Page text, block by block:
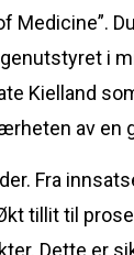
Medicine”.
i
Kielland
av
Fra
tillit til
Dette er